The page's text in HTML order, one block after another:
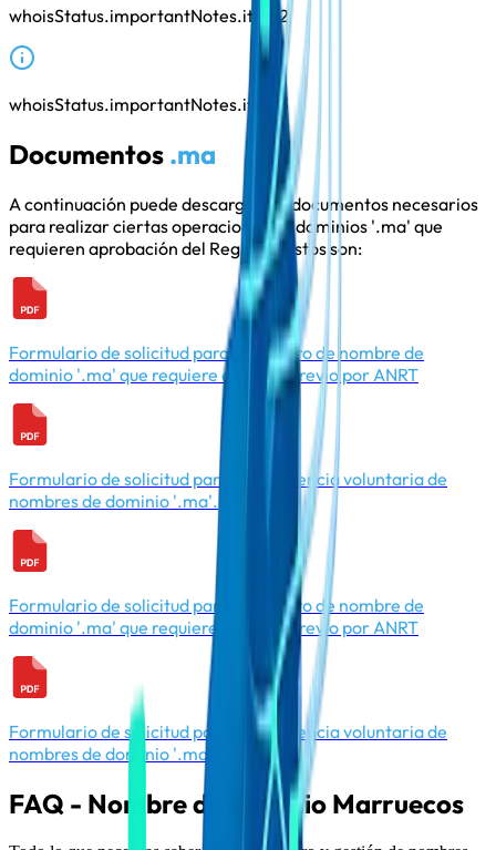
whoisStatus.importantNotes.item2
whoisStatus.importantNotes.item3
Documentos .ma
A continuación puede descargar los documentos necesarios
para realizar ciertas operaciones en dominios '.ma' que
requieren aprobación del Registro. Estos son:
Formulario de solicitud para el registro de nombre de
dominio '.ma' que requiere examen previo por ANRT
Formulario de solicitud para transferencia voluntaria de
nombres de dominio '.ma'.
Formulario de solicitud para el registro de nombre de
dominio '.ma' que requiere examen previo por ANRT
Formulario de solicitud para transferencia voluntaria de
nombres de dominio '.ma'.
FAQ - Nombre de dominio Marruecos